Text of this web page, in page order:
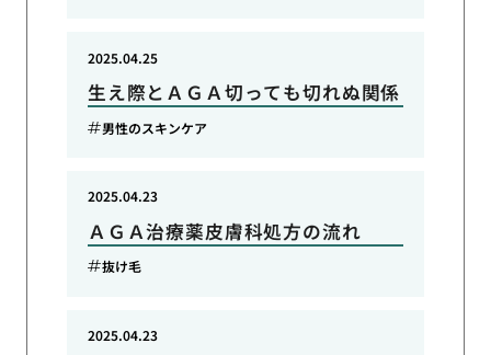
生え際とＡＧＡ切っても切れぬ関係
2025.04.25
男性のスキンケア
ＡＧＡ治療薬皮膚科処方の流れ
2025.04.23
抜け毛
2025.04.23